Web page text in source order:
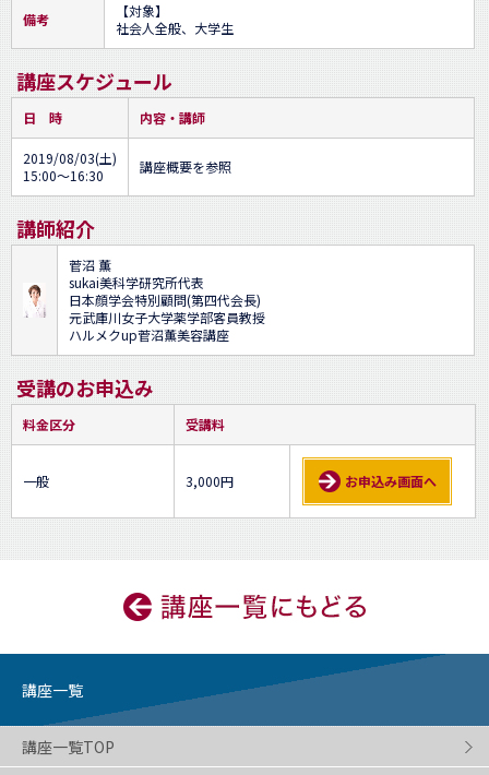
備考
【対象】
社会人全般、大学生
講座スケジュール
日 時 内容・講師
2019/08/03(土)
15:00～16:30
講座概要を参照
講師紹介
菅沼 薫
sukai美科学研究所代表
日本顔学会特別顧問(第四代会長)
元武庫川女子大学薬学部客員教授
ハルメクup菅沼薫美容講座
受講のお申込み
料金区分 受講料
一般 3,000円 お申込み画面へ
講座一覧
講座一覧TOP